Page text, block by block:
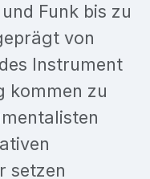
Funk bis zu
von
Instrument
kommen zu
setzen